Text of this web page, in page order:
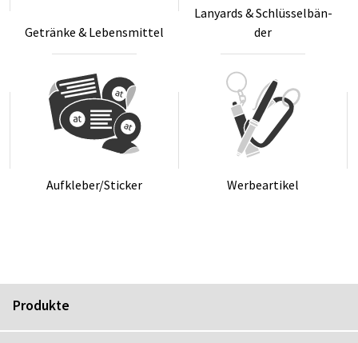
Ge­trän­ke & Le­bens­mit­tel
Lanyards & Schlüs­sel­bän­
der
Auf­kle­ber/Sti­cker Wer­be­ar­ti­kel
Produkte